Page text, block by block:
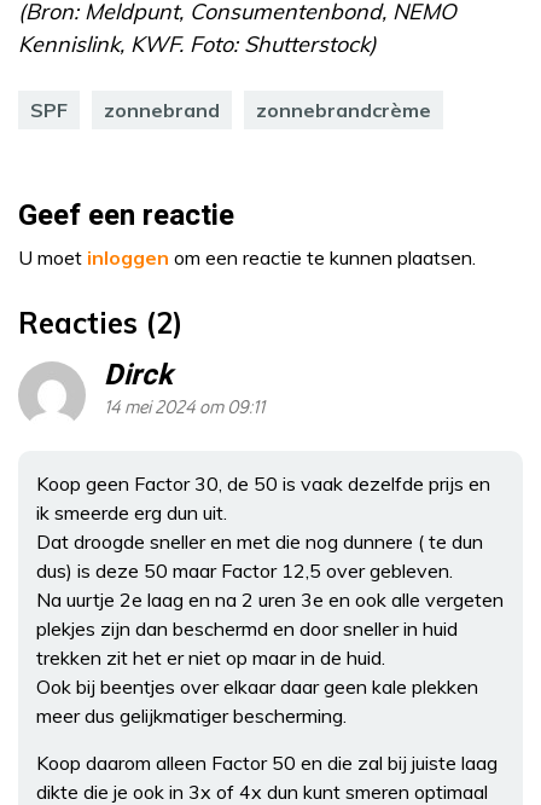
(Bron: Meldpunt, Consumentenbond, NEMO
Kennislink, KWF. Foto: Shutterstock)
SPF zonnebrand zonnebrandcrème
Geef een reactie
U moet inloggen om een reactie te kunnen plaatsen.
Reacties (2)
Dirck
14 mei 2024 om 09:11
Koop geen Factor 30, de 50 is vaak dezelfde prijs en
ik smeerde erg dun uit.
Dat droogde sneller en met die nog dunnere ( te dun
dus) is deze 50 maar Factor 12,5 over gebleven.
Na uurtje 2e laag en na 2 uren 3e en ook alle vergeten
plekjes zijn dan beschermd en door sneller in huid
trekken zit het er niet op maar in de huid.
Ook bij beentjes over elkaar daar geen kale plekken
meer dus gelijkmatiger bescherming.
Koop daarom alleen Factor 50 en die zal bij juiste laag
dikte die je ook in 3x of 4x dun kunt smeren optimaal